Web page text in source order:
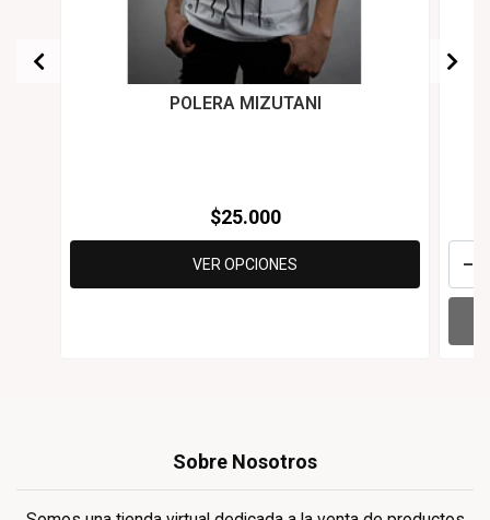
POLERA MIZUTANI
$25.000
VER OPCIONES -
Sobre Nosotros